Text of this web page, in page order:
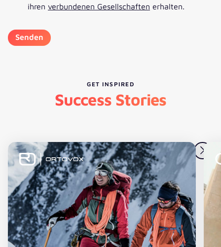
ihren verbundenen Gesellschaften erhalten.
GET INSPIRED
Success Stories
ORTOVOX